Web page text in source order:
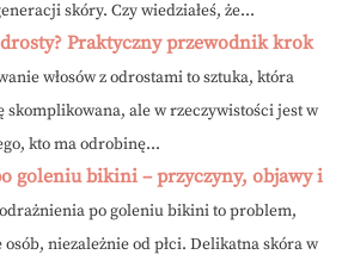
skóry. Czy wiedziałeś, że...
Praktyczny przewodnik krok
włosów z odrostami to sztuka, która
skomplikowana, ale w rzeczywistości jest w
kto ma odrobinę...
goleniu bikini – przyczyny, objawy i
po goleniu bikini to problem,
niezależnie od płci. Delikatna skóra w